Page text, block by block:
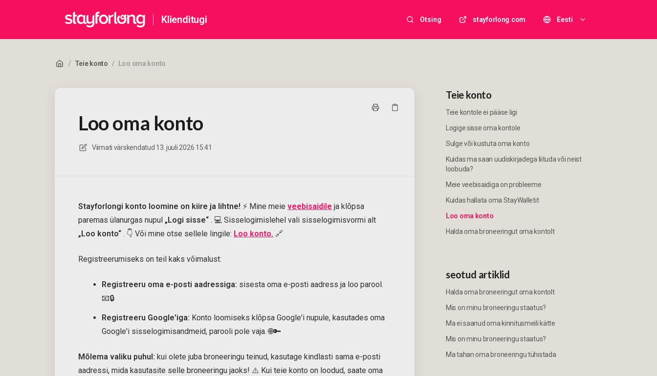
Klienditugi Otsing stayforlong.com Eesti
/ Teie konto / Loo oma konto
Loo oma konto
Viimati värskendatud 13. juuli 2026 15:41
Stayforlongi konto loomine on kiire ja lihtne! ⚡ Mine meie veebisaidile ja klõpsa
paremas ülanurgas nupul „Logi sisse“ . 💻 Sisselogimislehel vali sisselogimisvormi alt
„Loo konto“ . 👇 Või mine otse sellele lingile: Loo konto. 🔗
Registreerumiseks on teil kaks võimalust:
Registreeru oma e-posti aadressiga: sisesta oma e-posti aadress ja loo parool.
📧🔒
Registreeru Google'iga: Konto loomiseks klõpsa Google'i nupule, kasutades oma
Google'i sisselogimisandmeid, parooli pole vaja. 🌐🔑
Mõlema valiku puhul: kui olete juba broneeringu teinud, kasutage kindlasti sama e-posti
aadressi, mida kasutasite selle broneeringu jaoks! ⚠️ Kui teie konto on loodud, saate oma
Teie konto
Teie kontole ei pääse ligi
Logige sisse oma kontole
Sulge või kustuta oma konto
Kuidas ma saan uudiskirjadega liituda või neist
loobuda?
Meie veebisaidiga on probleeme
Kuidas hallata oma StayWalletit
Loo oma konto
Halda oma broneeringut oma kontolt
seotud artiklid
Halda oma broneeringut oma kontolt
Mis on minu broneeringu staatus?
Ma ei saanud oma kinnitusmeili kätte
Mis on minu broneeringu staatus?
Ma tahan oma broneeringu tühistada